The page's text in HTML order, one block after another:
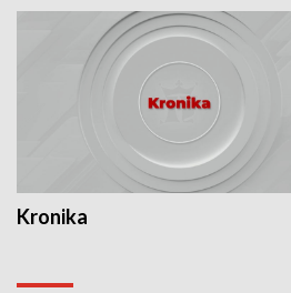
Kronika